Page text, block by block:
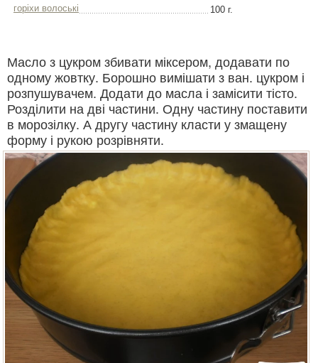
горіхи волоські
100 г.
Масло з цукром збивати міксером, додавати по
одному жовтку. Борошно вимішати з ван. цукром і
розпушувачем. Додати до масла і замісити тісто.
Розділити на дві частини. Одну частину поставити
в морозілку. А другу частину класти у змащену
форму і рукою розрівняти.